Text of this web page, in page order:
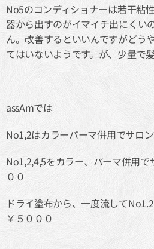
No5のコンディショナーは若干粘
器から出すのがイマイチ出にくい
ん。改善するといいんですがどう
てはいないようです。が、少量で
assAmでは
No1,2はカラーパーマ併用でサロ
No1,2,4,5をカラー、パーマ併用
００
ドライ塗布から、一度流して
￥５０００